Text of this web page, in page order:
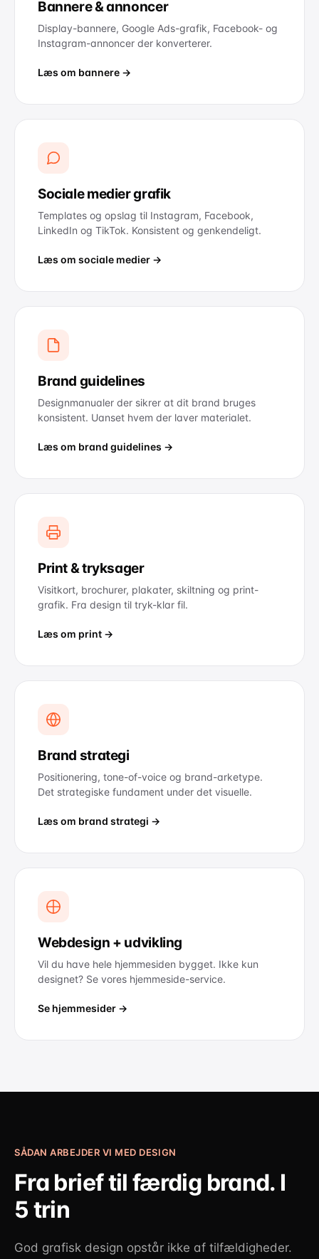
Bannere & annoncer
Display-bannere, Google Ads-grafik, Facebook- og
Instagram-annoncer der konverterer.
Læs om bannere →
Sociale medier grafik
Templates og opslag til Instagram, Facebook,
LinkedIn og TikTok. Konsistent og genkendeligt.
Læs om sociale medier →
Brand guidelines
Designmanualer der sikrer at dit brand bruges
konsistent. Uanset hvem der laver materialet.
Læs om brand guidelines →
Print & tryksager
Visitkort, brochurer, plakater, skiltning og print-
grafik. Fra design til tryk-klar fil.
Læs om print →
Brand strategi
Positionering, tone-of-voice og brand-arketype.
Det strategiske fundament under det visuelle.
Læs om brand strategi →
Webdesign + udvikling
Vil du have hele hjemmesiden bygget. Ikke kun
designet? Se vores hjemmeside-service.
Se hjemmesider →
SÅDAN ARBEJDER VI MED DESIGN
Fra brief til færdig brand. I
5 trin
God grafisk design opstår ikke af tilfældigheder.